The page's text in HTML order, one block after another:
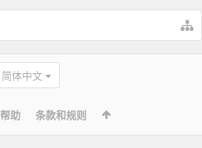
简体中文
帮助 条款和规则